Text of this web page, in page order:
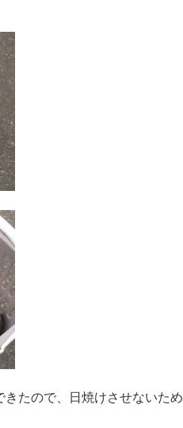
きたので、日焼けさせないため